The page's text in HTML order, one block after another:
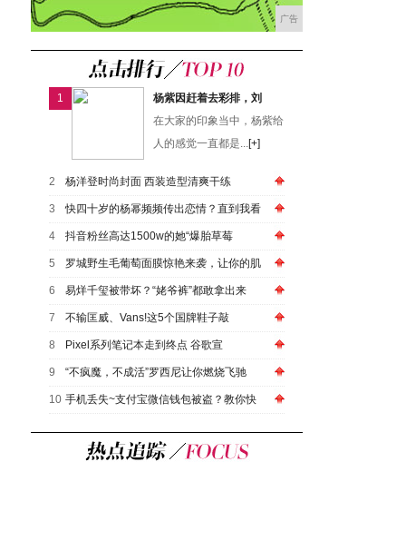
广告
1
杨紫因赶着去彩排，刘
在大家的印象当中，杨紫给
人的感觉一直都是...[+]
2 杨洋登时尚封面 西装造型清爽干练
3 快四十岁的杨幂频频传出恋情？直到我看
4 抖音粉丝高达1500w的她“爆胎草莓
5 罗城野生毛葡萄面膜惊艳来袭，让你的肌
6 易烊千玺被带坏？“姥爷裤”都敢拿出来
7 不输匡威、Vans!这5个国牌鞋子敲
8 Pixel系列笔记本走到终点 谷歌宣
9 “不疯魔，不成活”罗西尼让你燃烧飞驰
10 手机丢失~支付宝微信钱包被盗？教你快